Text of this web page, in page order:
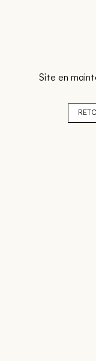
Site en